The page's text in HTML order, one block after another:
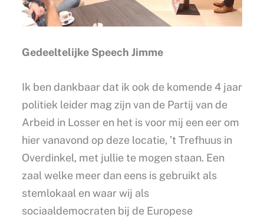
Gedeeltelijke Speech Jimme
Ik ben dankbaar dat ik ook de komende 4 jaar
politiek leider mag zijn van de Partij van de
Arbeid in Losser en het is voor mij een eer om
hier vanavond op deze locatie, ’t Trefhuus in
Overdinkel, met jullie te mogen staan. Een
zaal welke meer dan eens is gebruikt als
stemlokaal en waar wij als
sociaaldemocraten bij de Europese